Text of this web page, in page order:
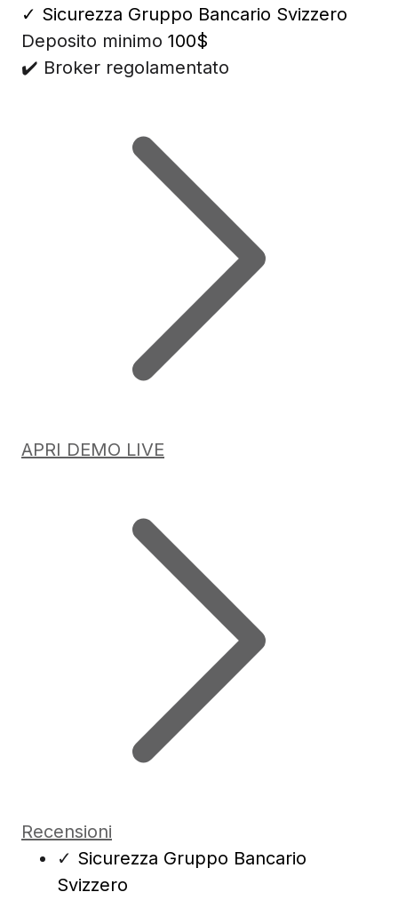
✓ Sicurezza Gruppo Bancario Svizzero
Deposito minimo 100$
✔️ Broker regolamentato
APRI DEMO LIVE
Recensioni
✓ Sicurezza Gruppo Bancario
Svizzero